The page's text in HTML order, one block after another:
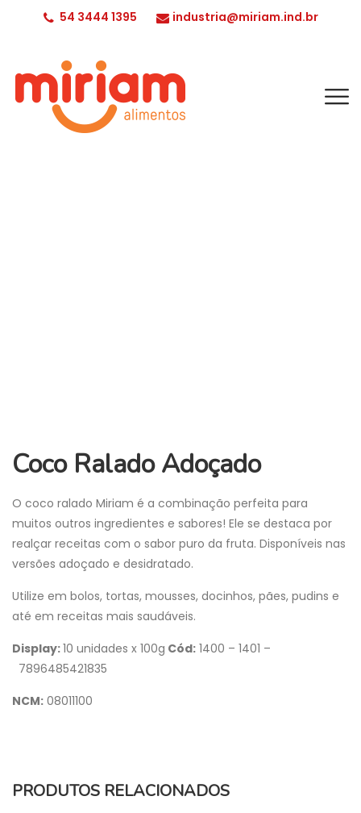
54 3444 1395 industria@miriam.ind.br
Coco Ralado Adoçado
O coco ralado Miriam é a combinação perfeita para
muitos outros ingredientes e sabores! Ele se destaca por
realçar receitas com o sabor puro da fruta. Disponíveis nas
versões adoçado e desidratado.
Utilize em bolos, tortas, mousses, docinhos, pães, pudins e
até em receitas mais saudáveis.
Display:10 unidades x 100g Cód: 1400 – 1401 –
7896485421835
NCM: 08011100
PRODUTOS RELACIONADOS